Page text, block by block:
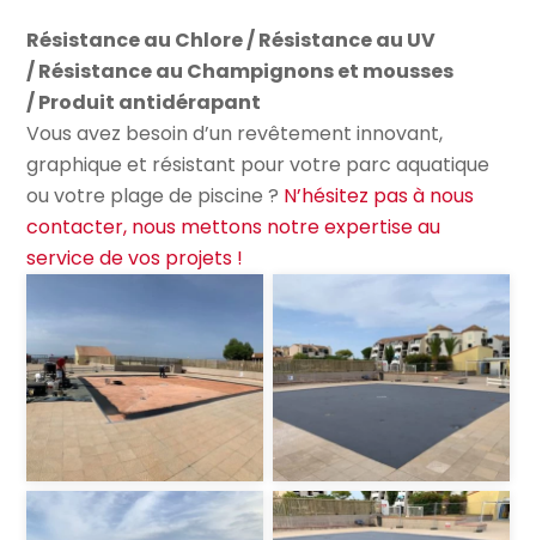
Résistance au Chlore /Résistance au UV
/Résistance au Champignons et mousses
/Produit antidérapant
Vous avez besoin d’un revêtement innovant,
graphique et résistant pour votre parc aquatique
ou votre plage de piscine ? N’hésitez pas à nous
contacter, nous mettons notre expertise au
service de vos projets !